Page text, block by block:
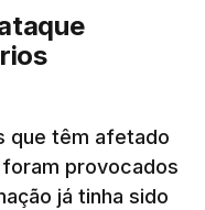
que têm afetado
provocados
já tinha sido